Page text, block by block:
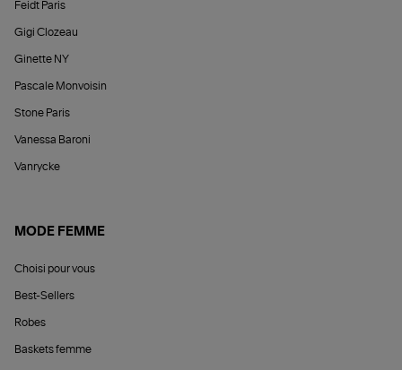
Feidt Paris
Gigi Clozeau
Ginette NY
Pascale Monvoisin
Stone Paris
Vanessa Baroni
Vanrycke
MODE FEMME
Choisi pour vous
Best-Sellers
Robes
Baskets femme